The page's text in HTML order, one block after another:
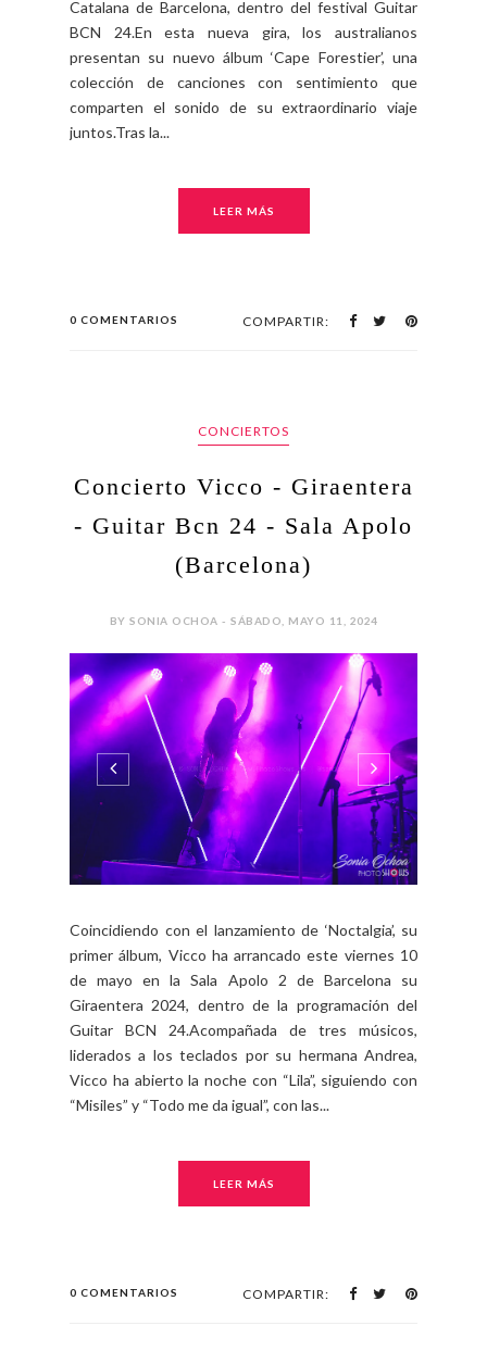
Catalana de Barcelona, dentro del festival Guitar
BCN 24.En esta nueva gira, los australianos
presentan su nuevo álbum ‘Cape Forestier’, una
colección de canciones con sentimiento que
comparten el sonido de su extraordinario viaje
juntos.Tras la...
LEER MÁS
0 COMENTARIOS COMPARTIR:
CONCIERTOS
Concierto Vicco - Giraentera
- Guitar Bcn 24 - Sala Apolo
(Barcelona)
BY SONIA OCHOA - SÁBADO, MAYO 11, 2024
Coincidiendo con el lanzamiento de ‘Noctalgia’, su
primer álbum, Vicco ha arrancado este viernes 10
de mayo en la Sala Apolo 2 de Barcelona su
Giraentera 2024, dentro de la programación del
Guitar BCN 24.Acompañada de tres músicos,
liderados a los teclados por su hermana Andrea,
Vicco ha abierto la noche con “Lila”, siguiendo con
“Misiles” y “Todo me da igual”, con las...
LEER MÁS
0 COMENTARIOS COMPARTIR: